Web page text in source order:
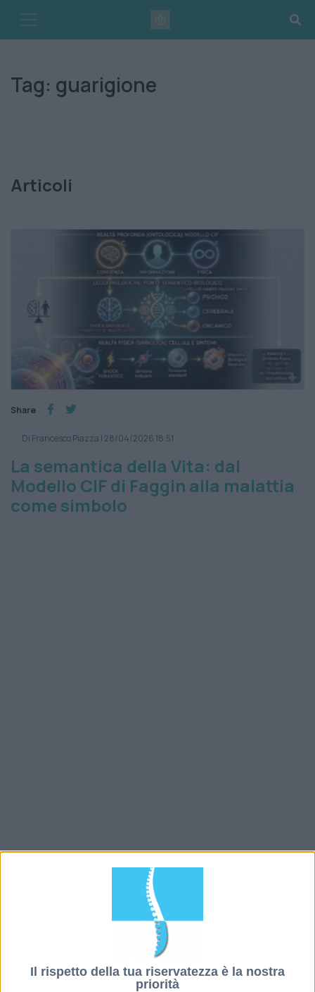
Il rispetto della tua riservatezza è la nostra
priorità
content
Tag: guarigione
Articoli
Share
Di Francesco Piazza | 28/04/2026 18:51
La semantica della Vita: dal
Modello CIF di Faggin alla malattia
come simbolo